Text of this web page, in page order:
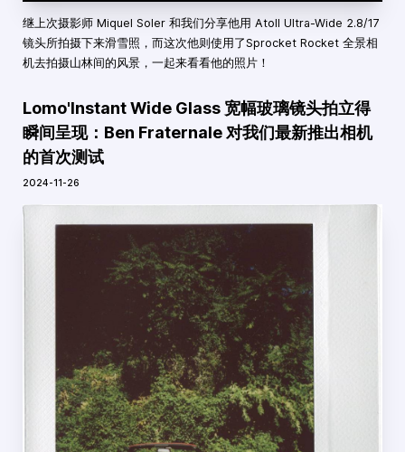
继上次摄影师 Miquel Soler 和我们分享他用 Atoll Ultra-Wide 2.8/17
镜头所拍摄下来滑雪照，而这次他则使用了Sprocket Rocket 全景相
机去拍摄山林间的风景，一起来看看他的照片！
Lomo'Instant Wide Glass 宽幅玻璃镜头拍立得
瞬间呈现：Ben Fraternale 对我们最新推出相机
的首次测试
2024-11-26